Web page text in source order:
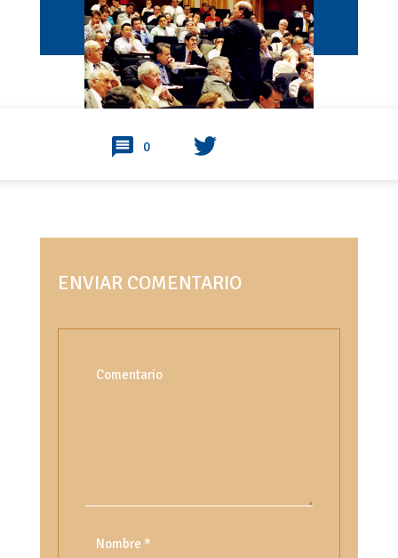
0
ENVIAR COMENTARIO